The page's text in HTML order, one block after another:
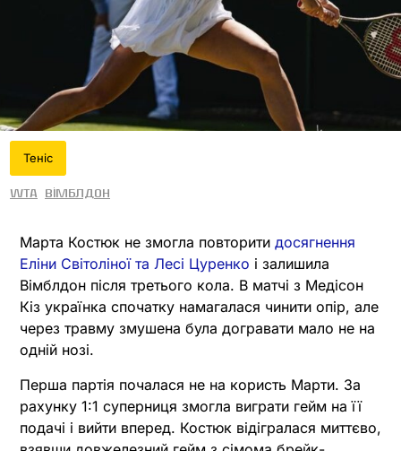
Теніс
WTA Вімблдон
Марта Костюк не змогла повторити досягнення
Еліни Світоліної та Лесі Цуренко і залишила
Вімблдон після третього кола. В матчі з Медісон
Кіз українка спочатку намагалася чинити опір, але
через травму змушена була догравати мало не на
одній нозі.
Перша партія почалася не на користь Марти. За
рахунку 1:1 суперниця змогла виграти гейм на її
подачі і вийти вперед. Костюк відігралася миттєво,